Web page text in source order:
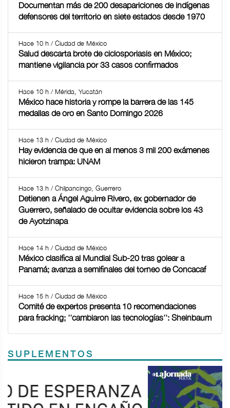
Documentan más de 200 desapariciones de indígenas
defensores del territorio en siete estados desde 1970
Hace 10 h / Ciudad de México
Salud descarta brote de ciclosporiasis en México;
mantiene vigilancia por 33 casos confirmados
Hace 10 h / Mérida, Yucatán
México hace historia y rompe la barrera de las 145
medallas de oro en Santo Domingo 2026
Hace 13 h / Ciudad de México
Hay evidencia de que en al menos 3 mil 200 exámenes
hicieron trampa: UNAM
Hace 13 h / Chilpancingo, Guerrero
Detienen a Ángel Aguirre Rivero, ex gobernador de
Guerrero, señalado de ocultar evidencia sobre los 43
de Ayotzinapa
Hace 14 h / Ciudad de México
México clasifica al Mundial Sub-20 tras golear a
Panamá; avanza a semifinales del torneo de Concacaf
Hace 15 h / Ciudad de México
Comité de expertos presenta 10 recomendaciones
para fracking; ''cambiaron las tecnologías'': Sheinbaum
SUPLEMENTOS